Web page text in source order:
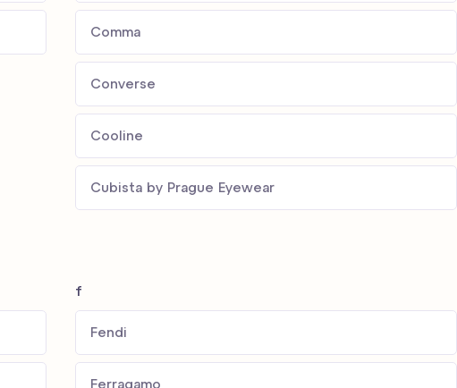
Comma
Converse
Cooline
Cubista by Prague Eyewear
f
Fendi